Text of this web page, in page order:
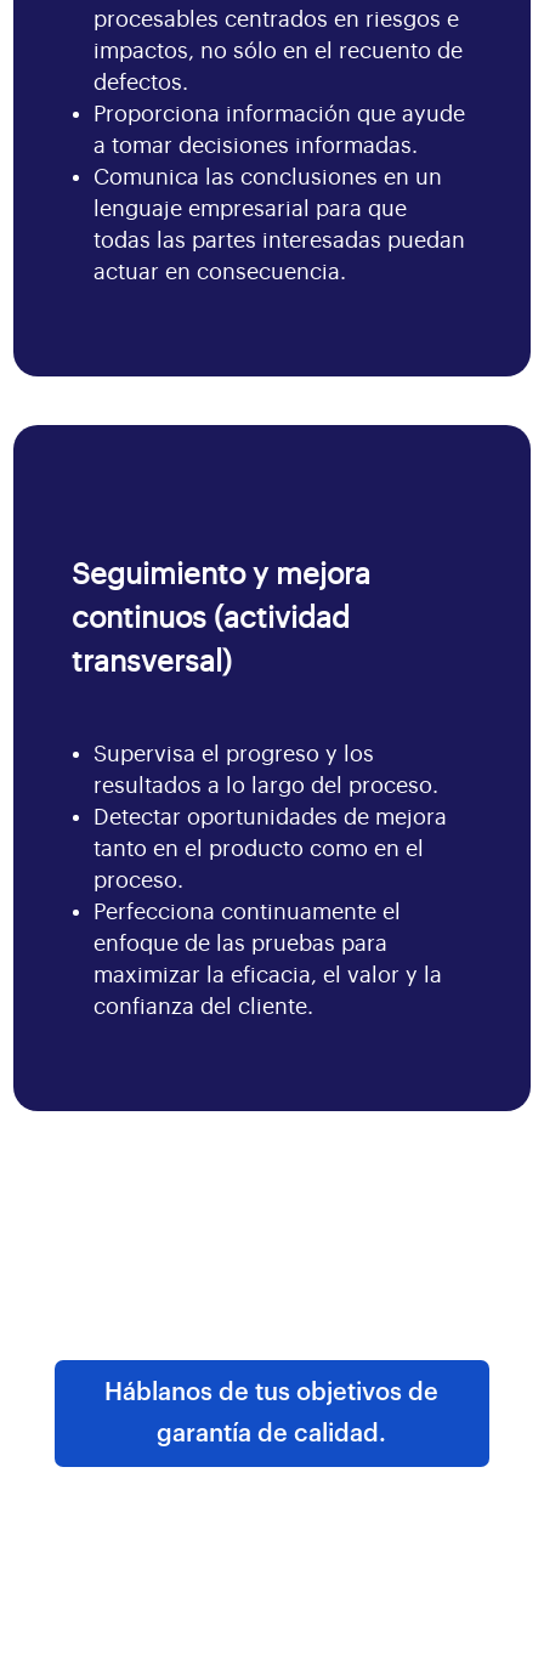
procesables centrados en riesgos e
impactos, no sólo en el recuento de
defectos.
Proporciona información que ayude
a tomar decisiones informadas.
Comunica las conclusiones en un
lenguaje empresarial para que
todas las partes interesadas puedan
actuar en consecuencia.
Seguimiento y mejora
continuos (actividad
transversal)
Supervisa el progreso y los
resultados a lo largo del proceso.
Detectar oportunidades de mejora
tanto en el producto como en el
proceso.
Perfecciona continuamente el
enfoque de las pruebas para
maximizar la eficacia, el valor y la
confianza del cliente.
Háblanos de tus objetivos de
garantía de calidad.